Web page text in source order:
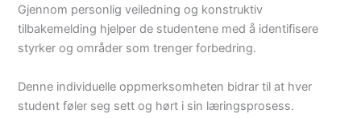
Gjennom personlig veiledning og konstruktiv
tilbakemelding hjelper de studentene med å identifisere
styrker og områder som trenger forbedring.
Denne individuelle oppmerksomheten bidrar til at hver
student føler seg sett og hørt i sin læringsprosess.